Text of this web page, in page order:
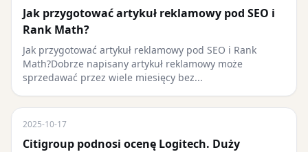
Jak przygotować artykuł reklamowy pod SEO i
Rank Math?
Jak przygotować artykuł reklamowy pod SEO i Rank
Math?Dobrze napisany artykuł reklamowy może
sprzedawać przez wiele miesięcy bez...
2025-10-17
Citigroup podnosi ocenę Logitech. Duży